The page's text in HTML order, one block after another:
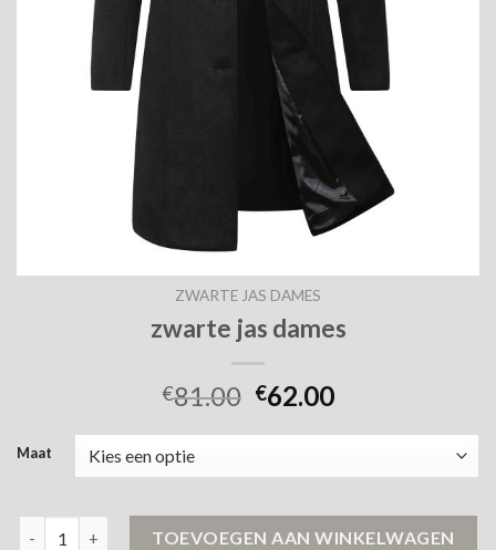
ZWARTE JAS DAMES
zwarte jas dames
€81.00 €62.00
Maat
TOEVOEGEN AAN WINKELWAGEN